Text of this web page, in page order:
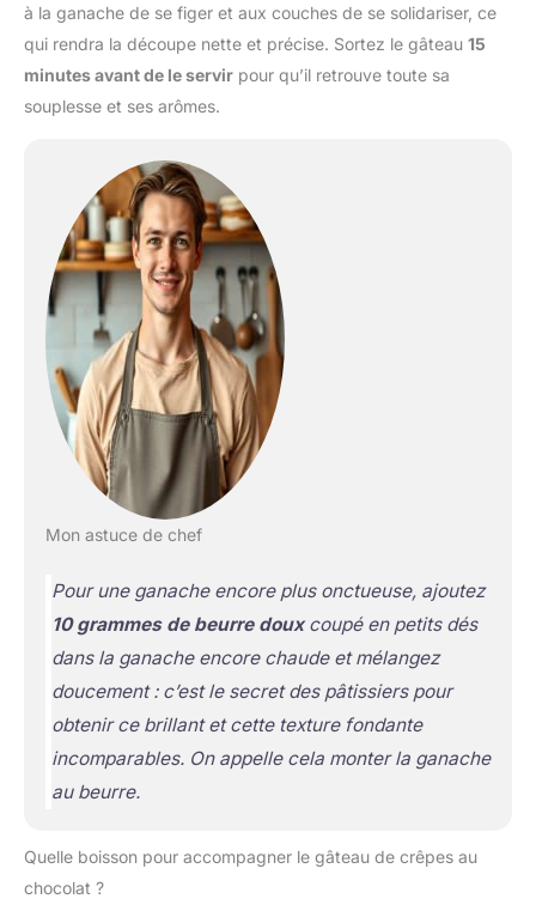
à la ganache de se figer et aux couches de se solidariser, ce
qui rendra la découpe nette et précise. Sortez le gâteau 15
minutes avant de le servir pour qu’il retrouve toute sa
souplesse et ses arômes.
Mon astuce de chef
Pour une ganache encore plus onctueuse, ajoutez
10 grammes de beurre douxcoupé en petits dés
dans la ganache encore chaude et mélangez
doucement : c’est le secret des pâtissiers pour
obtenir ce brillant et cette texture fondante
incomparables. On appelle cela monter la ganache
au beurre.
Quelle boisson pour accompagner le gâteau de crêpes au
chocolat ?